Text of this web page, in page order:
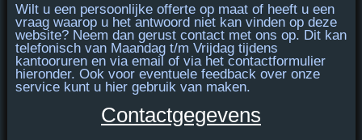
Wilt u een persoonlijke offerte op maat of heeft u een
vraag waarop u het antwoord niet kan vinden op deze
website? Neem dan gerust contact met ons op. Dit kan
telefonisch van Maandag t/m Vrijdag tijdens
kantoorurenen via email of via het contactformulier
hieronder. Ook voor eventuele feedback over onze
service kunt u hier gebruik van maken.
Contactgegevens